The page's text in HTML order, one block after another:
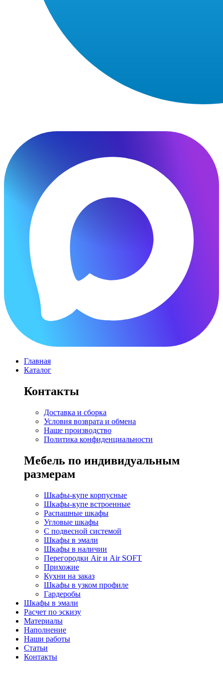
Главная
Каталог
Контакты
Доставка и сборка
Условия возврата и обмена
Наше производство
Политика конфиденциальности
Мебель по индивидуальным
размерам
Шкафы-купе корпусные
Шкафы-купе встроенные
Распашные шкафы
Угловые шкафы
C подвесной системой
Шкафы в эмали
Шкафы в наличии
Перегородки Air и Air SOFT
Прихожие
Кухни на заказ
Шкафы в узком профиле
Гардеробы
Шкафы в эмали
Расчет по эскизу
Материалы
Наполнение
Наши работы
Статьи
Контакты